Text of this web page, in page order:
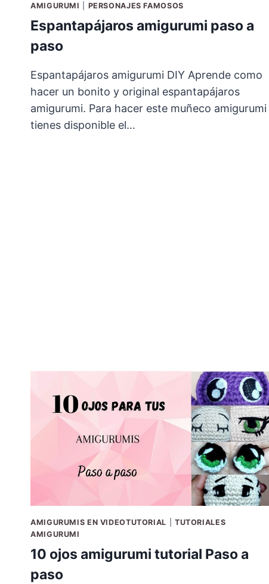
AMIGURUMI
PERSONAJES FAMOSOS
Espantapájaros amigurumi paso a
paso
Espantapájaros amigurumi DIY Aprende como
hacer un bonito y original espantapájaros
amigurumi. Para hacer este muñeco amigurumi
tienes disponible el…
AMIGURUMIS EN VIDEOTUTORIAL
TUTORIALES
AMIGURUMI
10 ojos amigurumi tutorial Paso a
paso